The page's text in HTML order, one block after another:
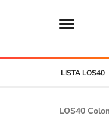
LISTA LOS40
LOS40